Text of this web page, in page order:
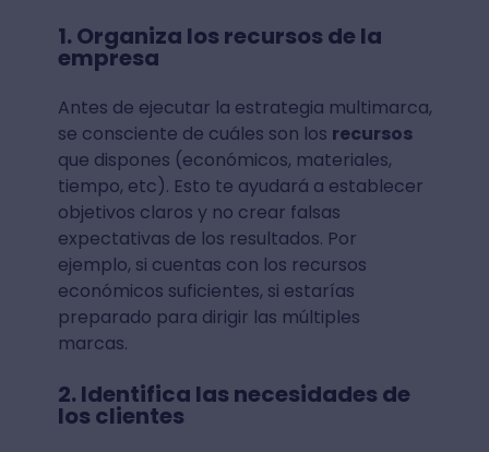
1. Organiza los recursos de la
empresa
Antes de ejecutar la estrategia multimarca,
se consciente de cuáles son los recursos
que dispones (económicos, materiales,
tiempo, etc). Esto te ayudará a establecer
objetivos claros y no crear falsas
expectativas de los resultados. Por
ejemplo, si cuentas con los recursos
económicos suficientes, si estarías
preparado para dirigir las múltiples
marcas.
2. Identifica las necesidades de
los clientes